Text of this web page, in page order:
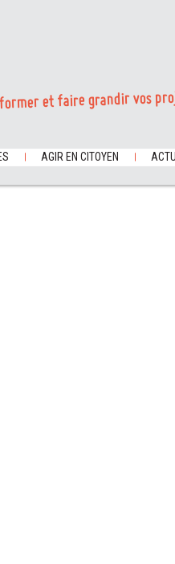
et faire grandir vos
AGIR EN CITOYEN